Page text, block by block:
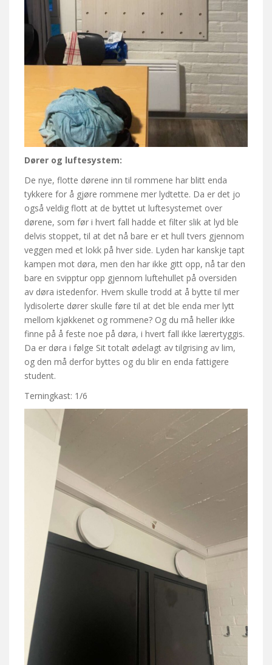
Dører og luftesystem:
De nye, flotte dørene inn til rommene har blitt enda
tykkere for å gjøre rommene mer lydtette. Da er det jo
også veldig flott at de byttet ut luftesystemet over
dørene, som før i hvert fall hadde et filter slik at lyd ble
delvis stoppet, til at det nå bare er et hull tvers gjennom
veggen med et lokk på hver side. Lyden har kanskje tapt
kampen mot døra, men den har ikke gitt opp, nå tar den
bare en svipptur opp gjennom luftehullet på oversiden
av døra istedenfor. Hvem skulle trodd at å bytte til mer
lydisolerte dører skulle føre til at det ble enda mer lytt
mellom kjøkkenet og rommene? Og du må heller ikke
finne på å feste noe på døra, i hvert fall ikke lærertyggis.
Da er døra i følge Sit totalt ødelagt av tilgrising av lim,
og den må derfor byttes og du blir en enda fattigere
student.
Terningkast: 1/6